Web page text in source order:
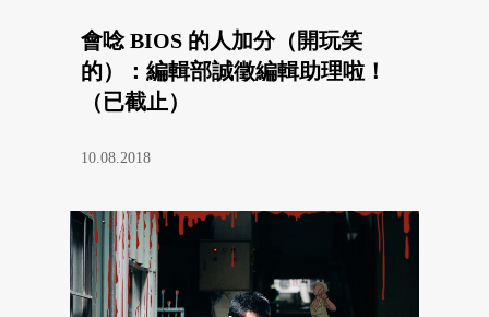
會唸 BIOS 的人加分（開玩笑
的）：編輯部誠徵編輯助理啦！
（已截止）
10.08.2018